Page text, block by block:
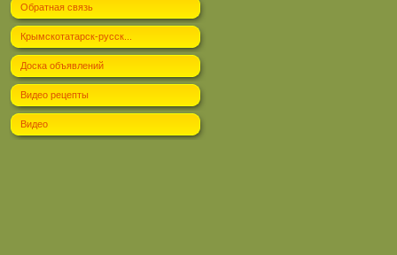
Обратная связь
Крымскотатарск-русск...
Доска объявлений
Видео рецепты
Видео